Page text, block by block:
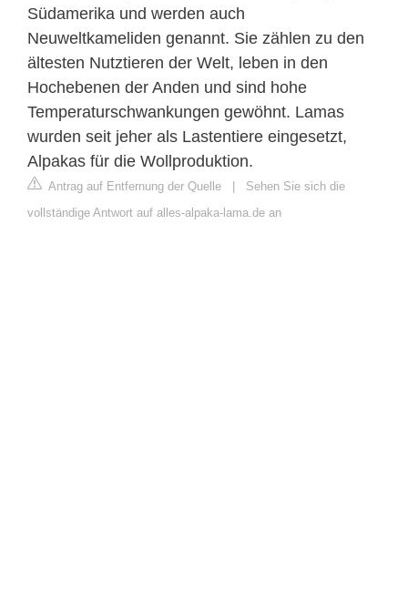
Südamerika und werden auch
Neuweltkameliden genannt. Sie zählen zu den
ältesten Nutztieren der Welt, leben in den
Hochebenen der Anden und sind hohe
Temperaturschwankungen gewöhnt. Lamas
wurden seit jeher als Lastentiere eingesetzt,
Alpakas für die Wollproduktion.
Antrag auf Entfernung der Quelle
Sehen Sie sich die
vollständige Antwort auf alles-alpaka-lama.de an